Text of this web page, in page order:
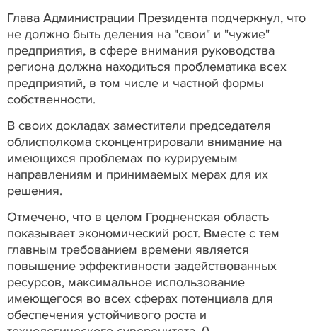
Глава Администрации Президента подчеркнул, что
не должно быть деления на "свои" и "чужие"
предприятия, в сфере внимания руководства
региона должна находиться проблематика всех
предприятий, в том числе и частной формы
собственности.
В своих докладах заместители председателя
облисполкома сконцентрировали внимание на
имеющихся проблемах по курируемым
направлениям и принимаемых мерах для их
решения.
Отмечено, что в целом Гродненская область
показывает экономический рост. Вместе с тем
главным требованием времени является
повышение эффективности задействованных
ресурсов, максимальное использование
имеющегося во всех сферах потенциала для
обеспечения устойчивого роста и